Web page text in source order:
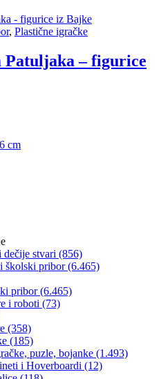
, Plastične igračke
Patuljaka – figurice
cm
dečije stvari (856)
školski pribor(6.465)
pribor(6.465)
i roboti (73)
(358)
(185)
puzle, bojanke (1.493)
i Hoverboardi (12)